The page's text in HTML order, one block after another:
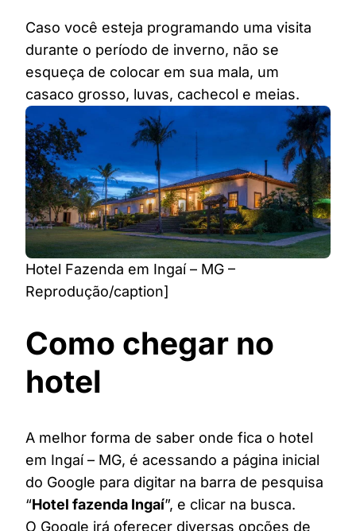
Caso você esteja programando uma visita
durante o período de inverno, não se
esqueça de colocar em sua mala, um
casaco grosso, luvas, cachecol e meias.
Hotel Fazenda em Ingaí – MG –
Reprodução/caption]
Como chegar no
hotel
A melhor forma de saber onde fica o hotel
em Ingaí – MG, é acessando a página inicial
do Google para digitar na barra de pesquisa
“Hotel fazenda Ingaí”, e clicar na busca.
O Google irá oferecer diversas opções de